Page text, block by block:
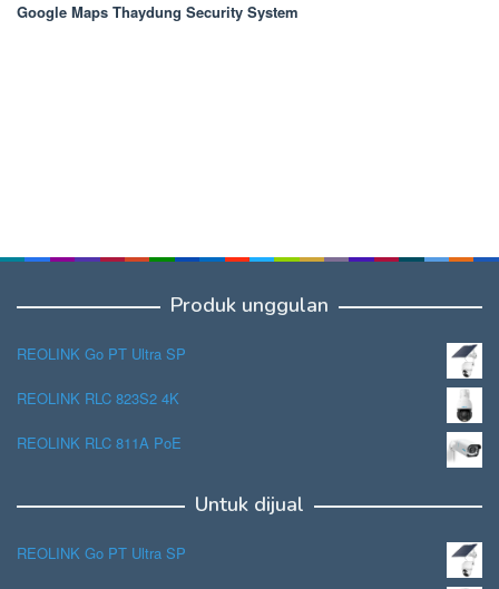
Google Maps Thaydung Security System
Produk unggulan
REOLINK Go PT Ultra SP
REOLINK RLC 823S2 4K
REOLINK RLC 811A PoE
Untuk dijual
REOLINK Go PT Ultra SP